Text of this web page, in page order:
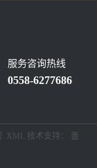
服务咨询热线
0558-6277686
XML 技术支持： 盖